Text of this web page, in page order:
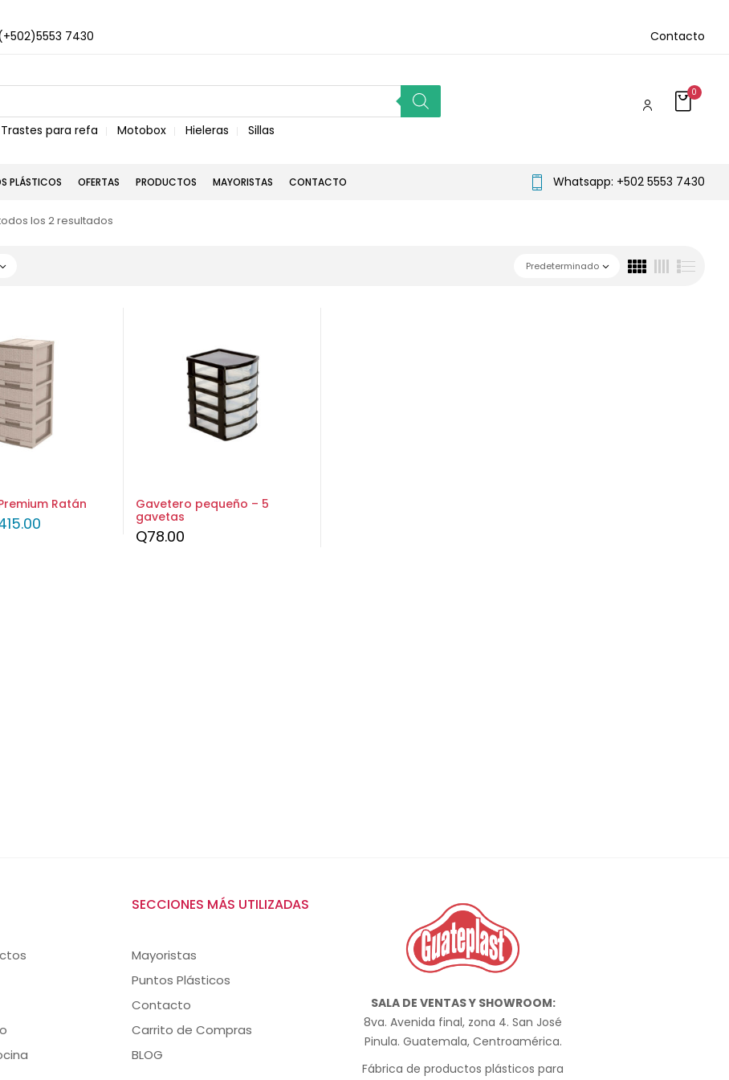
7430 Contacto
Trastes para refa Motobox Hieleras Sillas
0
PLÁSTICOS OFERTAS PRODUCTOS MAYORISTAS CONTACTO Whatsapp: +502 5553 7430
los 2 resultados
Predeterminado
Ratán
Gavetero pequeño – 5
gavetas
Q78.00
SECCIONES MÁS UTILIZADAS
Mayoristas
Puntos Plásticos
Contacto
Carrito de Compras
BLOG
SALA DE VENTAS Y SHOWROOM:
8va. Avenida final, zona 4. San José
Pinula. Guatemala, Centroamérica.
Fábrica de productos plásticos para